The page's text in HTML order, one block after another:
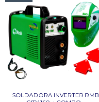
SOLDADORA INVERTER RMB